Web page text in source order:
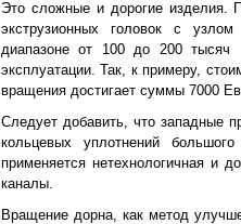
Это сложные и дорогие изделия.
экструзионных головок с
диапазоне от 100 до 200
эксплуатации. Так, к примеру,
вращения достигает суммы 7000
Следует добавить, что западные
кольцевых уплотнений
применяется нетехнологичная и
каналы.
Вращение дорна, как метод ул